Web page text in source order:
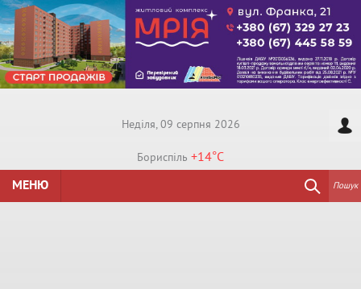
Недiля, 09 серпня 2026
Бориспiль +14°C
МЕНЮ
Пошук